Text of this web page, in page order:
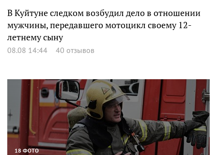
В Куйтуне следком возбудил дело в отношении
мужчины, передавшего мотоцикл своему 12-
летнему сыну
08.08 14:44 40 отзывов
18 ФОТО